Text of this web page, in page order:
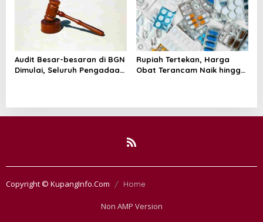
Audit Besar-besaran di BGN
Dimulai, Seluruh Pengadaan
Rupiah Tertekan, Harga
Obat Terancam Naik hingga
Copyright © KupangInfo.Com Home
Non AMP Version